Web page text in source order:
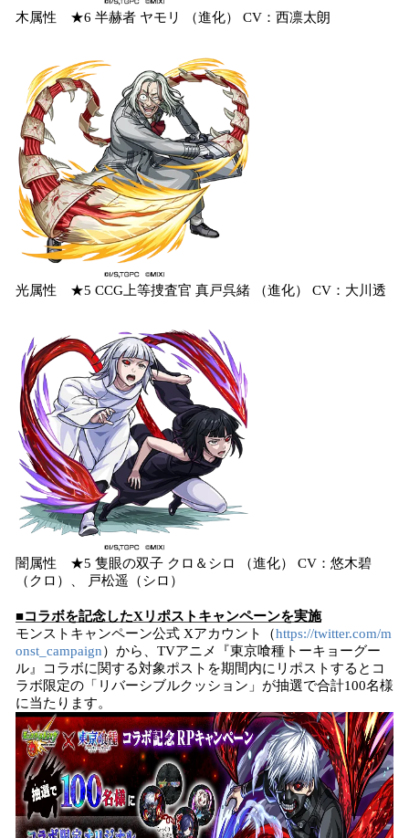
木属性 ★6 半赫者 ヤモリ （進化） CV：西凛太朗
光属性 ★5 CCG上等捜査官 真戸呉緒 （進化） CV：大川透
闇属性 ★5 隻眼の双子 クロ＆シロ （進化） CV：悠木碧
（クロ）、 戸松遥（シロ）
■コラボを記念したXリポストキャンペーンを実施
モンストキャンペーン公式 Xアカウント（https://twitter.com/m
onst_campaign）から、TVアニメ『東京喰種トーキョーグー
ル』コラボに関する対象ポストを期間内にリポストするとコ
ラボ限定の「リバーシブルクッション」が抽選で合計100名様
に当たります。